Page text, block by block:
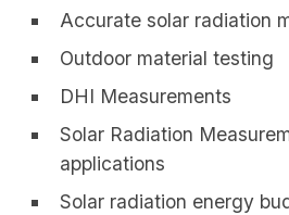
Accurate solar radiation
Outdoor material testing
DHI Measurements
Solar Radiation
applications
Solar radiation energy